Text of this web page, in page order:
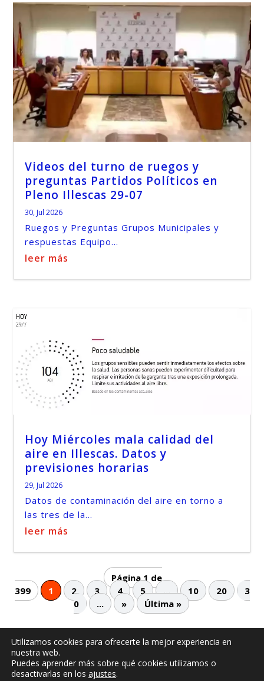
Videos del turno de ruegos y
preguntas Partidos Políticos en
Pleno Illescas 29-07
30, Jul 2026
Ruegos y Preguntas Grupos Municipales y
respuestas Equipo...
leer más
Hoy Miércoles mala calidad del
aire en Illescas. Datos y
previsiones horarias
29, Jul 2026
Datos de contaminación del aire en torno a
las tres de la...
leer más
Página 1 de
399
1 2 3 4 5 ... 10 20
3
0
... » Última »
© -
Política de privacidad
Utilizamos cookies para ofrecerte la mejor experiencia en
nuestra web.
Puedes aprender más sobre qué cookies utilizamos o
desactivarlas en los ajustes.